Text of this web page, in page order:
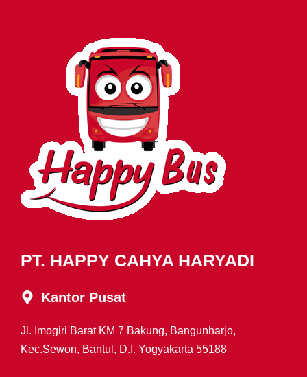
PT. HAPPY CAHYA HARYADI
Kantor Pusat
Jl. Imogiri Barat KM 7 Bakung, Bangunharjo,
Kec.Sewon, Bantul, D.I. Yogyakarta 55188